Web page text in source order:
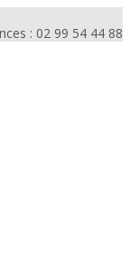
: 02 99 54 44 88